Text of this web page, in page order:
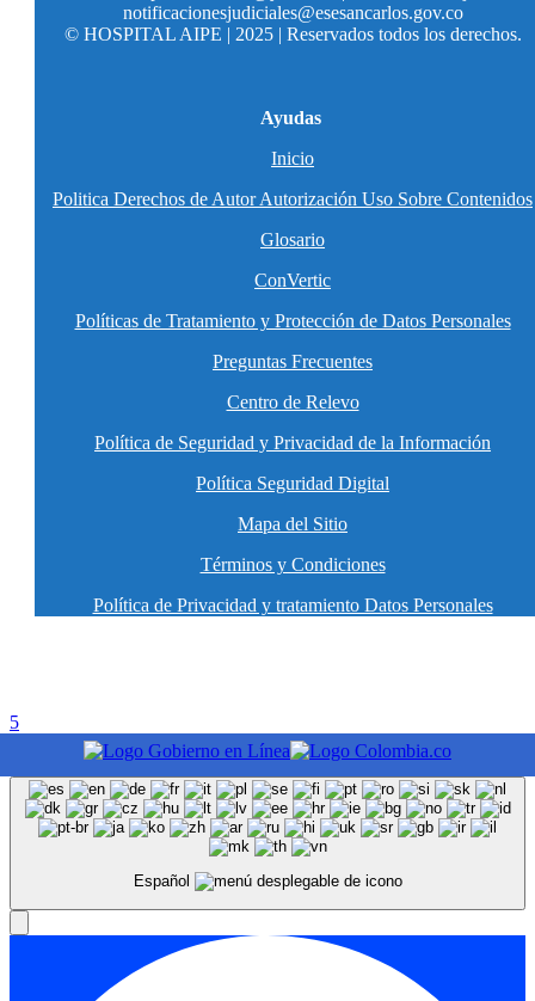
notificacionesjudiciales@esesancarlos.gov.co
© HOSPITAL AIPE | 2025 | Reservados todos los derechos.
Ayudas
Inicio
Politica Derechos de Autor Autorización Uso Sobre Contenidos
Glosario
ConVertic
Políticas de Tratamiento y Protección de Datos Personales
Preguntas Frecuentes
Centro de Relevo
Política de Seguridad y Privacidad de la Información
Política Seguridad Digital
Mapa del Sitio
Términos y Condiciones
Política de Privacidad y tratamiento Datos Personales
5
Español